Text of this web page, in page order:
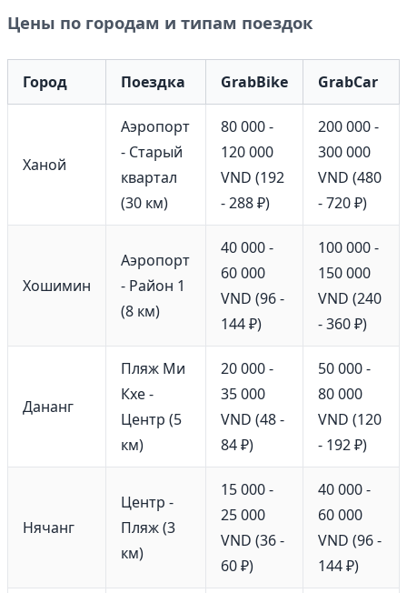
Цены по городам и типам поездок
Город Поездка GrabBike GrabCar
Ханой
Аэропорт
- Старый
квартал
(30 км)
80 000 -
120 000
VND (192
- 288 ₽)
200 000 -
300 000
VND (480
- 720 ₽)
Хошимин
Аэропорт
- Район 1
(8 км)
40 000 -
60 000
VND (96 -
144 ₽)
100 000 -
150 000
VND (240
- 360 ₽)
Дананг
Пляж Ми
Кхе -
Центр (5
км)
20 000 -
35 000
VND (48 -
84 ₽)
50 000 -
80 000
VND (120
- 192 ₽)
Нячанг
Центр -
Пляж (3
км)
15 000 -
25 000
VND (36 -
60 ₽)
40 000 -
60 000
VND (96 -
144 ₽)